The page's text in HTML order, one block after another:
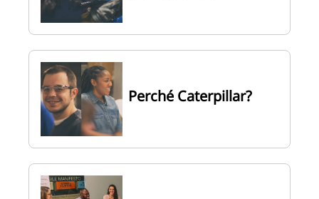
Perché Caterpillar?